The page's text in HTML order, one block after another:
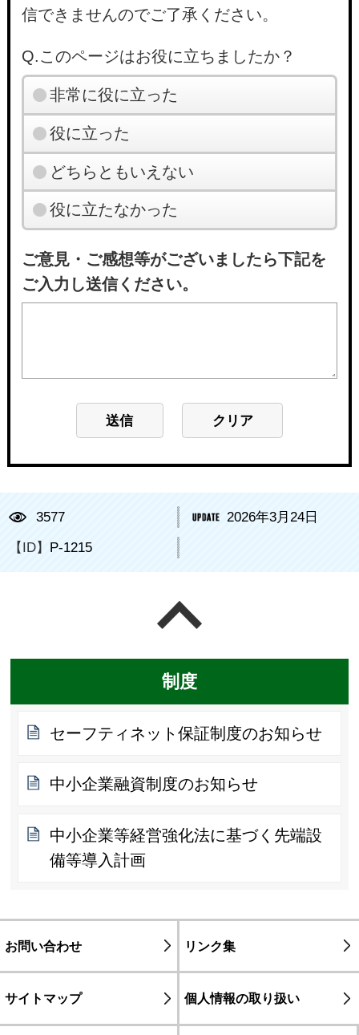
信できませんのでご了承ください。
Q.このページはお役に立ちましたか？
非常に役に立った
役に立った
どちらともいえない
役に立たなかった
ご意見・ご感想等がございましたら下記を
ご入力し送信ください。
3577 2026年3月24日
【ID】 P-1215
制度
セーフティネット保証制度のお知らせ
中小企業融資制度のお知らせ
中小企業等経営強化法に基づく先端設
備等導入計画
お問い合わせ リンク集
サイトマップ 個人情報の取り扱い